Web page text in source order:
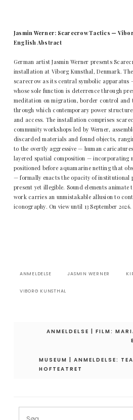
Jasmin Werner: Scarecrow Tactics —
English Abstract
German artist Jasmin Werner presents
installation at Viborg Kunsthal, Denmark.
scarecrow as its central symbolic
whose sole function is deterrence through
meditation on migration, border control and
through which contemporary power
and access. The installation comprises
community workshops led by Werner,
discarded materials and found objects,
to the overtly aggressive — human
layered spatial composition — incorporating
positioned before aquamarine netting that
— formally enacts the opacity of institutional
present yet illegible. Sound elements
work carries an unmistakable allusion to
iconography. On view until 13 September 2026.
ANMELDELSE JASMIN WERNER
VIBORG KUNSTHAL
Indlægsnavigation
ANMELDELSE | FILM:
MUSEUM | ANMELDELSE:
HOFTEATRET